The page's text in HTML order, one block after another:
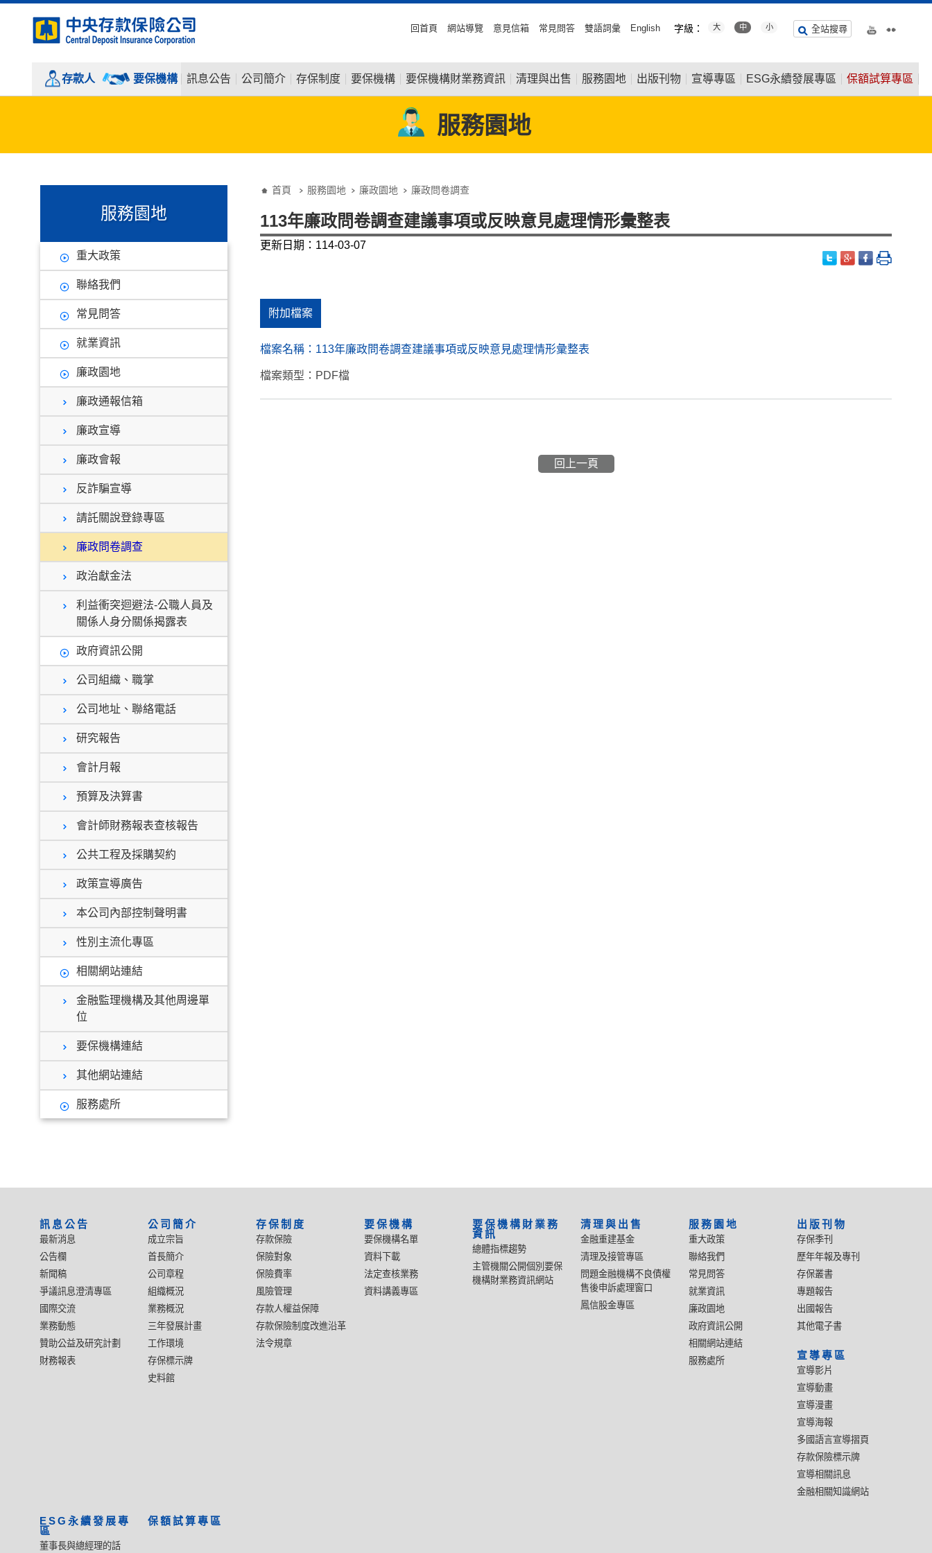
回首頁 網站導覽 意見信箱 常見問答 雙語詞彙 English 字級： 大 中 小 全站搜尋
存款人 要保機構 訊息公告 公司簡介 存保制度 要保機構 要保機構財業務資訊 清理與出售 服務園地 出版刊物 宣導專區 ESG永續發展專區 保額試算專區
服務園地
服務園地
重大政策
聯絡我們
常見問答
就業資訊
廉政園地
廉政通報信箱
廉政宣導
廉政會報
反詐騙宣導
請託關說登錄專區
廉政問卷調查
政治獻金法
利益衝突迴避法-公職人員及
關係人身分關係揭露表
政府資訊公開
公司組織、職掌
公司地址、聯絡電話
研究報告
會計月報
預算及決算書
會計師財務報表查核報告
公共工程及採購契約
政策宣導廣告
本公司內部控制聲明書
性別主流化專區
相關網站連結
金融監理機構及其他周邊單
位
要保機構連結
其他網站連結
服務處所
首頁 服務園地 廉政園地 廉政問卷調查
113年廉政問卷調查建議事項或反映意見處理情形彙整表
更新日期：114-03-07
附加檔案
檔案名稱： 113年廉政問卷調查建議事項或反映意見處理情形彙整表
檔案類型：PDF檔
回上一頁
訊息公告
最新消息
公告欄
新聞稿
爭議訊息澄清專區
國際交流
業務動態
贊助公益及研究計劃
財務報表
公司簡介
成立宗旨
首長簡介
公司章程
組織概況
業務概況
三年發展計畫
工作環境
存保標示牌
史料館
存保制度
存款保險
保險對象
保險費率
風險管理
存款人權益保障
存款保險制度改進沿革
法令規章
要保機構
要保機構名單
資料下載
法定查核業務
資料講義專區
要保機構財業務
資訊
總體指標趨勢
主管機關公開個別要保
機構財業務資訊網站
清理與出售
金融重建基金
清理及接管專區
問題金融機構不良債權
售後申訴處理窗口
鳳信股金專區
服務園地
重大政策
聯絡我們
常見問答
就業資訊
廉政園地
政府資訊公開
相關網站連結
服務處所
出版刊物
存保季刊
歷年年報及專刊
存保叢書
專題報告
出國報告
其他電子書
宣導專區
宣導影片
宣導動畫
宣導漫畫
宣導海報
多國語言宣導摺頁
存款保險標示牌
宣導相關訊息
金融相關知識網站
ESG永續發展專
區
董事長與總經理的話
保額試算專區